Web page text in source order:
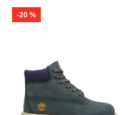
-20 %